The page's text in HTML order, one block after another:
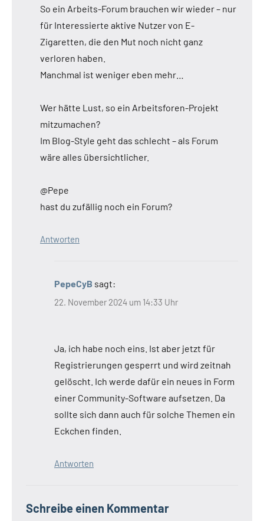
So ein Arbeits-Forum brauchen wir wieder – nur
für Interessierte aktive Nutzer von E-
Zigaretten, die den Mut noch nicht ganz
verloren haben.
Manchmal ist weniger eben mehr…
Wer hätte Lust, so ein Arbeitsforen-Projekt
mitzumachen?
Im Blog-Style geht das schlecht – als Forum
wäre alles übersichtlicher.
@Pepe
hast du zufällig noch ein Forum?
Antworten
PepeCyB sagt:
22. November 2024 um 14:33 Uhr
Ja, ich habe noch eins. Ist aber jetzt für
Registrierungen gesperrt und wird zeitnah
gelöscht. Ich werde dafür ein neues in Form
einer Community-Software aufsetzen. Da
sollte sich dann auch für solche Themen ein
Eckchen finden.
Antworten
Schreibe einen Kommentar